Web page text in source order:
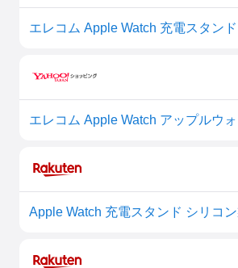
エレコム Apple Watch アップルウ